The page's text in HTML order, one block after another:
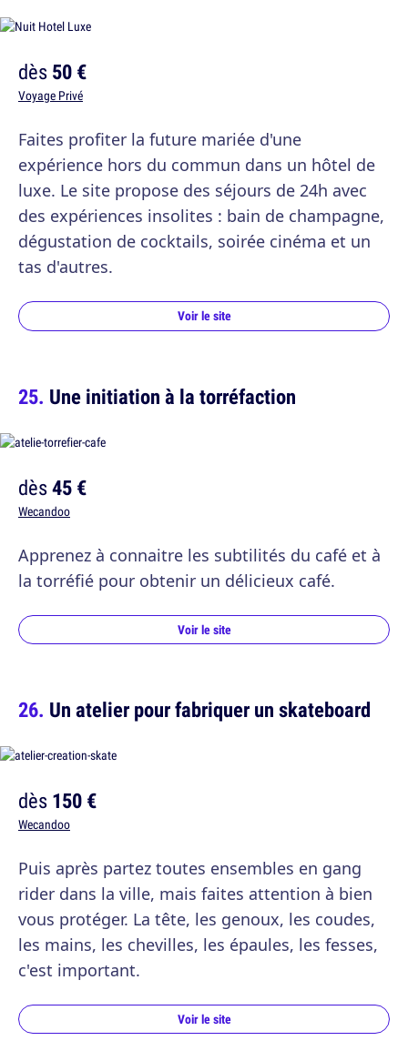
dès50 €
Voyage Privé
Faites profiter la future mariée d'une
expérience hors du commun dans un hôtel de
luxe. Le site propose des séjours de 24h avec
des expériences insolites : bain de champagne,
dégustation de cocktails, soirée cinéma et un
tas d'autres.
Voir le site
Une initiation à la torréfaction
dès45 €
Wecandoo
Apprenez à connaitre les subtilités du café et à
la torréfié pour obtenir un délicieux café.
Voir le site
Un atelier pour fabriquer un skateboard
dès150 €
Wecandoo
Puis après partez toutes ensembles en gang
rider dans la ville, mais faites attention à bien
vous protéger. La tête, les genoux, les coudes,
les mains, les chevilles, les épaules, les fesses,
c'est important.
Voir le site